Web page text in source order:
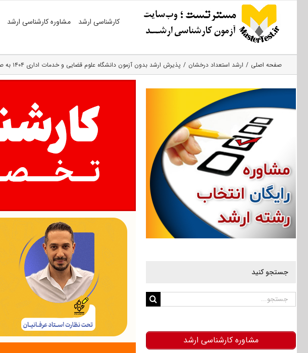
کارشناسی ارشد مشاوره کارشناسی ارشد
صفحه اصلی ارشد استعداد درخشان پذیرش ارشد بدون آزمون دانشگاه علوم قضایی و خدمات اداری ۱۴۰۴ به صورت بورسیه قوه قضائیه
جستجو کنید
جستجو
مشاوره کارشناسی ارشد